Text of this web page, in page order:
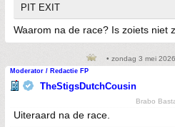
PIT EXIT
Waarom na de race? Is zoiets niet
• zondag 3 mei
Moderator / Redactie FP
TheStigsDutchCousin
Brabo
Uiteraard na de race.